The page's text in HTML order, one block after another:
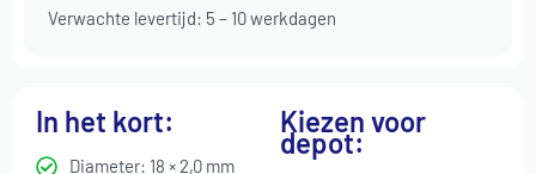
Verwachte levertijd: 5 – 10 werkdagen
In het kort:
Diameter: 18 × 2,0 mm
Kiezen voor
depot: